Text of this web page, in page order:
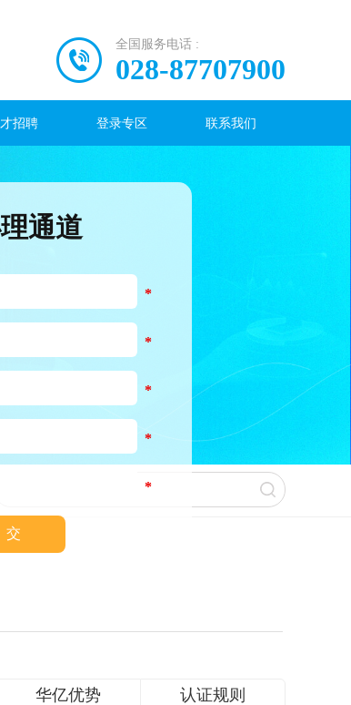
通道
*
*
*
*
*
全国服务电话 :
028-87707900
招聘 登录专区 联系我们
华亿优势 认证规则